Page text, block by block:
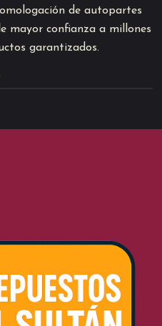
de autopartes
mayor confianza a millones
garantizados.